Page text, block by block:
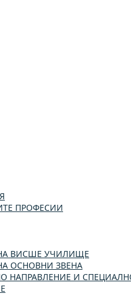
ПРОФЕСИИ
ВИСШЕ УЧИЛИЩЕ
ОСНОВНИ ЗВЕНА
НАПРАВЛЕНИЕ И